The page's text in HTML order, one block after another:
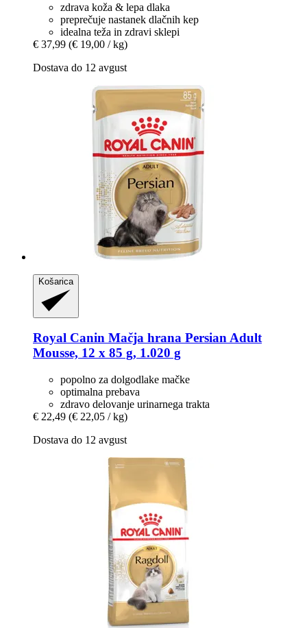
zdrava koža & lepa dlaka
preprečuje nastanek dlačnih kep
idealna teža in zdravi sklepi
€ 37,99 (€ 19,00 / kg)
Dostava do 12 avgust
Košarica
Royal Canin Mačja hrana Persian Adult
Mousse, 12 x 85 g, 1.020 g
popolno za dolgodlake mačke
optimalna prebava
zdravo delovanje urinarnega trakta
€ 22,49 (€ 22,05 / kg)
Dostava do 12 avgust